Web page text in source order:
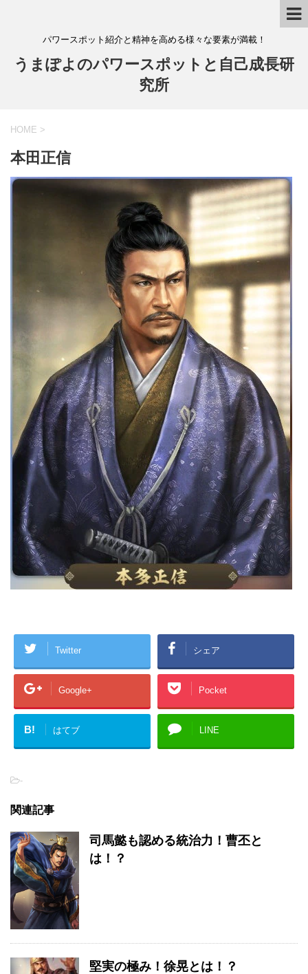
パワースポット紹介と精神を高める様々な要素が満載！
うまぽよのパワースポットと自己成長研
究所
HOME >
本田正信
Twitter シェア
Google+ Pocket
B! はてブ LINE
-
関連記事
司馬懿も認める統治力！曹丕と
は！？
堅実の極み！徐晃とは！？